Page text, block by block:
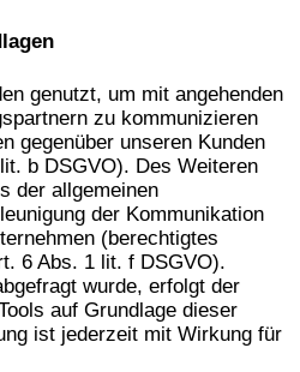
genutzt, um mit angehenden
zu kommunizieren
gegenüber unseren Kunden
b DSGVO). Des Weiteren
der allgemeinen
der Kommunikation
(berechtigtes
6 Abs. 1 lit. f DSGVO).
wurde, erfolgt der
auf Grundlage dieser
ist jederzeit mit Wirkung für